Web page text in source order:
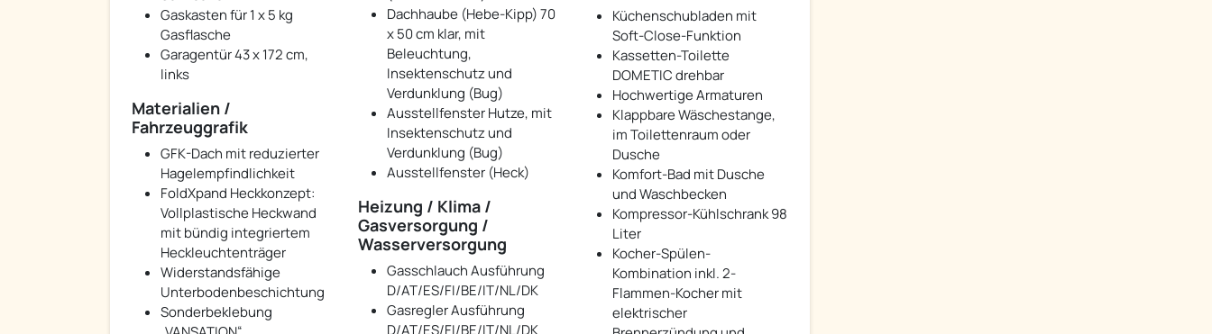
Dachhaube (Hebe-Kipp) 70
x 50 cm klar, mit
Beleuchtung,
Insektenschutz und
Verdunklung (Bug)
Ausstellfenster Hutze, mit
Insektenschutz und
Verdunklung (Bug)
Ausstellfenster (Heck)
Gaskasten für 1 x 5 kg
Gasflasche
Garagentür 43 x 172 cm,
links
Küchenschubladen mit
Soft-Close-Funktion
Kassetten-Toilette
DOMETIC drehbar
Hochwertige Armaturen
Klappbare Wäschestange,
im Toilettenraum oder
Dusche
Komfort-Bad mit Dusche
und Waschbecken
Kompressor-Kühlschrank 98
Liter
Kocher-Spülen-
Kombination inkl. 2-
Flammen-Kocher mit
elektrischer
Materialien /
Fahrzeuggrafik
GFK-Dach mit reduzierter
Hagelempfindlichkeit
FoldXpand Heckkonzept:
Vollplastische Heckwand
mit bündig integriertem
Heckleuchtenträger
Widerstandsfähige
Unterbodenbeschichtung
Sonderbeklebung
Heizung / Klima /
Gasversorgung /
Wasserversorgung
Gasschlauch Ausführung
D/AT/ES/FI/BE/IT/NL/DK
Gasregler Ausführung
D/AT/ES/FI/BE/IT/NL/DK